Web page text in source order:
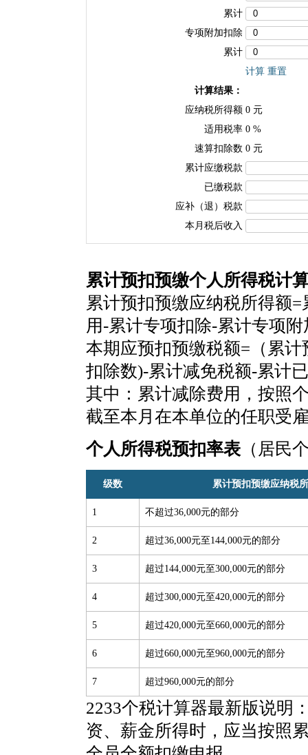
累计
专项附加扣除
累计
计算 重置
计算结果：
应纳税所得额 0 元
适用税率 0 %
速算扣除数 0 元
累计应缴税款
已缴税款
应补（退）税款
本月税后收入
累计预扣预缴个人所得税计
累计预扣预缴应纳税所得额
用-累计专项扣除-累计专项
本期应预扣预缴税额=（累
扣除数)-累计减免税额-累计
其中：累计减除费用，按照
截至本月在本单位的任职受
个人所得税预扣率表 （居民
级数 累计预扣预缴应纳税
1 不超过36,000元的部分
2 超过36,000元至144,000元的部分
3 超过144,000元至300,000元的部分
4 超过300,000元至420,000元的部分
5 超过420,000元至660,000元的部分
6 超过660,000元至960,000元的部分
7 超过960,000元的部分
2233个税计算器最新版说明
资、薪金所得时，应当按照